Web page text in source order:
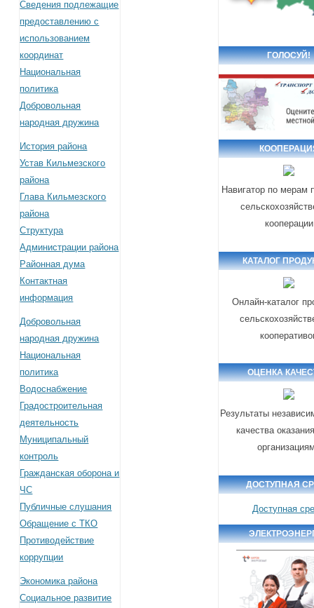
Сведения подлежащие
предоставлению с
использованием
координат
Национальная
политика
Добровольная
народная дружина
История района
Устав Кильмезского
района
Глава Кильмезского
района
Структура
Администрации района
Районная дума
Контактная
информация
Добровольная
народная дружина
Национальная
политика
Водоснабжение
Градостроительная
деятельность
Муниципальный
контроль
Гражданская оборона и
ЧС
Публичные слушания
Обращение с ТКО
Противодействие
коррупции
Экономика района
Социальное развитие
ГОЛОСУЙ!
Навигатор по мерам
кооперации
КАТАЛОГ
Онлайн-каталог
ОЦЕНКА
Результаты
качества
ДОСТУПНАЯ
Доступная